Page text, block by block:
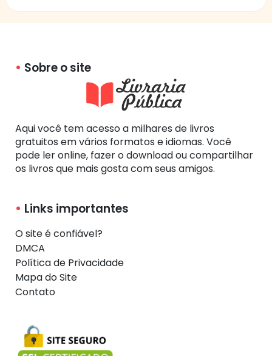
Sobre o site
Aqui você tem acesso a milhares de livros
gratuitos em vários formatos e idiomas. Você
pode ler online, fazer o download ou compartilhar
os livros que mais gosta com seus amigos.
Links importantes
O site é confiável?
DMCA
Política de Privacidade
Mapa do Site
Contato